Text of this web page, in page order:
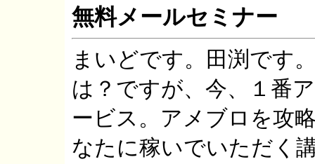
無料メールセミナー
まいどです。田渕です
は？ですが、今、１番
ービス。アメブロを攻
なたに稼いでいただく